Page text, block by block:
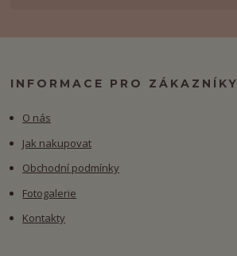
INFORMACE PRO ZÁKAZNÍKY
O nás
Jak nakupovat
Obchodní podmínky
Fotogalerie
Kontakty